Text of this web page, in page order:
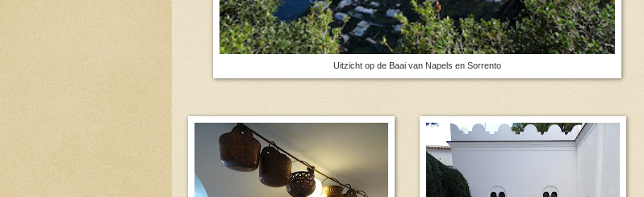
Uitzicht op de Baai van Napels en Sorrento